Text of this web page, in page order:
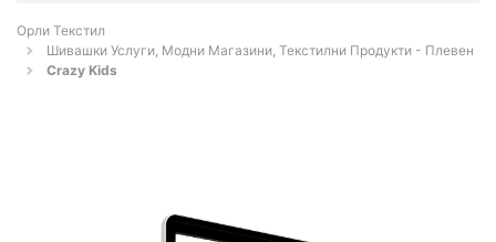
Орли Текстил
Шивашки Услуги, Модни Магазини, Текстилни Продукти - Плевен
Crazy Kids